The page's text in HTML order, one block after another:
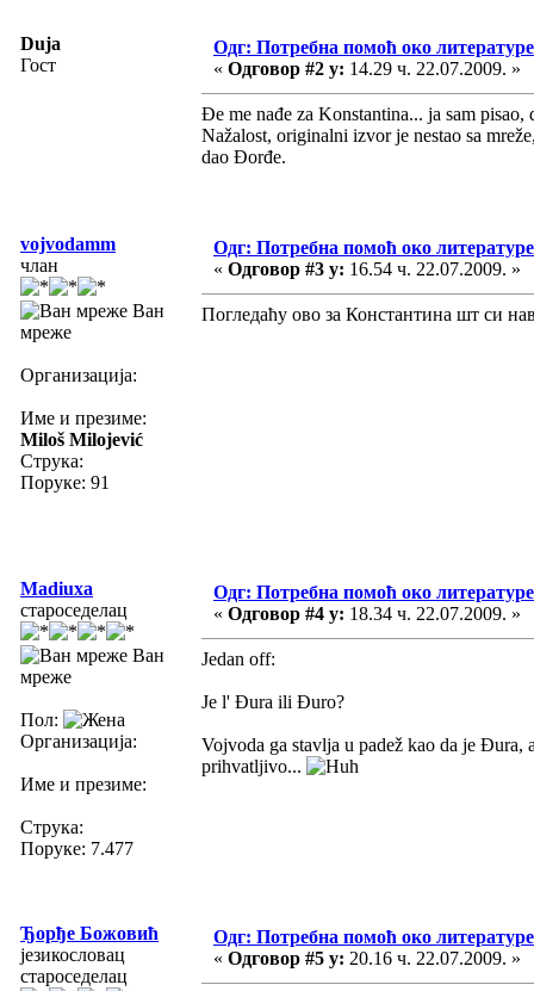
Duja
Гост
Одг: Потребна помоћ око литературе
« Одговор #2 у: 14.29 ч. 22.07.2009. »
Đe me nađe za Konstantina... ja sam pisao,
Nažalost, originalni izvor je nestao sa
dao Đorđe.
vojvodamm
члан
Ван
мреже
Организација:
Име и презиме:
Miloš Milojević
Струка:
Поруке: 91
Одг: Потребна помоћ око литературе
« Одговор #3 у: 16.54 ч. 22.07.2009. »
Погледаћу ово за Константина шт си
Madiuxa
староседелац
Ван
мреже
Пол:
Организација:
Име и презиме:
Струка:
Поруке: 7.477
Одг: Потребна помоћ око литературе
« Одговор #4 у: 18.34 ч. 22.07.2009. »
Jedan off:
Je l' Đura ili Đuro?
Vojvoda ga stavlja u padež kao da je
prihvatljivo...
Ђорђе Божовић
језикословац
староседелац
Одг: Потребна помоћ око литературе
« Одговор #5 у: 20.16 ч. 22.07.2009. »